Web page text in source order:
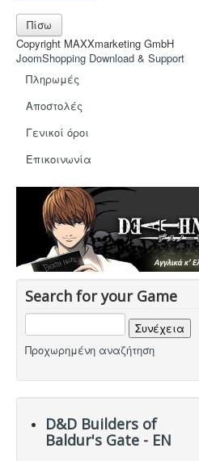
Φαντασίας
Οικογενειακά
2-Παίκτες
Ελληνικά
Χρώματα
Παιχνίδια Ρόλου
Puzzle
Deco & Ένδυση
Hot Deals!
Αρχική σελίδα
Copyright MAXXmarketing GmbH
JoomShopping Download & Support
Πληρωμές
Αποστολές
Γενικοί όροι
Eπικοινωνία
Search for your Game
Προχωρημένη αναζήτηση
D&D Builders of
Baldur's Gate - EN